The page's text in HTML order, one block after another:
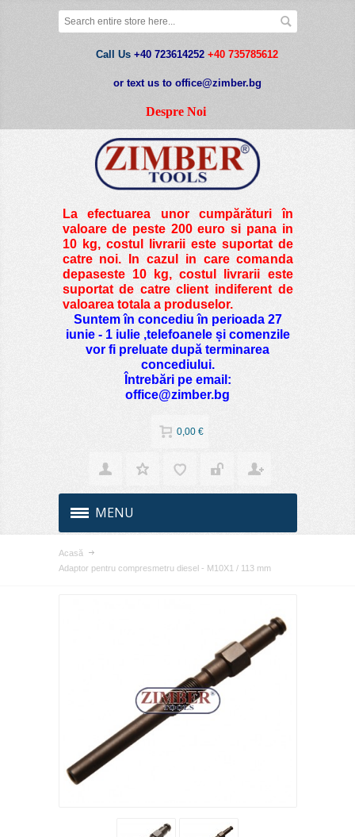
Call Us +40 723614252 +40 735785612
or text us to office@zimber.bg
Despre Noi
La efectuarea unor cumpărături în
valoare de peste200 euro si pana in
10 kg, costul livrarii este suportat de
catre noi. In cazul in care comanda
depaseste 10 kg, costul livrarii este
suportat de catre client indiferent de
valoarea totala a produselor.
Suntem în concediu în perioada 27
iunie - 1 iulie ,telefoanele și comenzile
vor fi preluate după terminarea
concediului.
Întrebări pe email:
office@zimber.bg
0,00 €
MENU
Acasă
Adaptor pentru compresmetru diesel - M10X1 / 113 mm